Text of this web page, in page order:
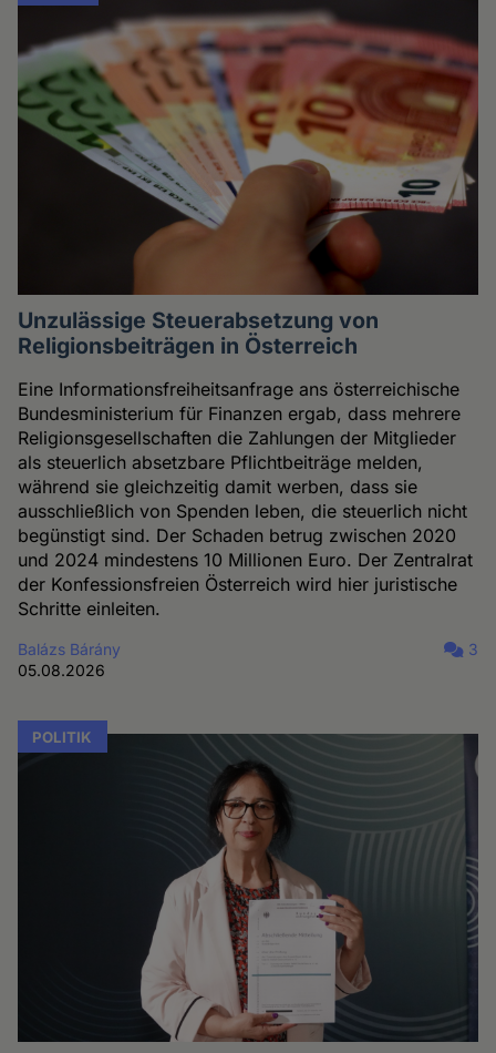
Unzulässige Steuerabsetzung von
Religionsbeiträgen in Österreich
Eine Informationsfreiheitsanfrage ans österreichische
Bundesministerium für Finanzen ergab, dass mehrere
Religionsgesellschaften die Zahlungen der Mitglieder
als steuerlich absetzbare Pflichtbeiträge melden,
während sie gleichzeitig damit werben, dass sie
ausschließlich von Spenden leben, die steuerlich nicht
begünstigt sind. Der Schaden betrug zwischen 2020
und 2024 mindestens 10 Millionen Euro. Der Zentralrat
der Konfessionsfreien Österreich wird hier juristische
Schritte einleiten.
Balázs Bárány
05.08.2026
3
POLITIK